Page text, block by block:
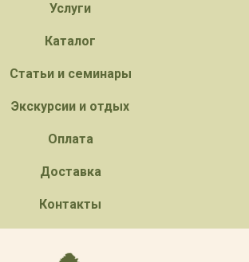
Услуги
Каталог
Статьи и семинары
Экскурсии и отдых
Оплата
Доставка
Контакты